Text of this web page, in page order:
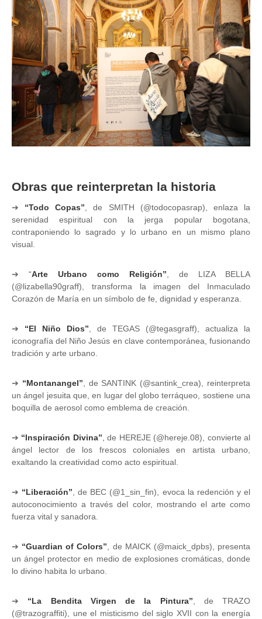
Obras que reinterpretan la historia
➔ “Todo Copas”, de SMITH (@todocopasrap), enlaza la
serenidad espiritual con la jerga popular bogotana,
contraponiendo lo sagrado y lo urbano en un mismo plano
visual.
➔ “Arte Urbano como Religión”, de LIZA BELLA
(@lizabella90graff), transforma la imagen del Inmaculado
Corazón de María en un símbolo de fe, dignidad y esperanza.
➔ “El Niño Dios”, de TEGAS (@tegasgraff), actualiza la
iconografía del Niño Jesús en clave contemporánea, fusionando
tradición y arte urbano.
➔ “Montanangel”, de SANTINK (@santink_crea), reinterpreta
un ángel jesuita que, en lugar del globo terráqueo, sostiene una
boquilla de aerosol como emblema de creación.
➔ “Inspiración Divina”, de HEREJE (@hereje.08), convierte al
ángel lector de los frescos coloniales en artista urbano,
exaltando la creatividad como acto espiritual.
➔ “Liberación”, de BEC (@1_sin_fin), evoca la redención y el
autoconocimiento a través del color, mostrando el arte como
fuerza vital y sanadora.
➔ “Guardian of Colors”, de MAICK (@maick_dpbs), presenta
un ángel protector en medio de explosiones cromáticas, donde
lo divino habita lo urbano.
➔ “La Bendita Virgen de la Pintura”, de TRAZO
(@trazograffiti), une el misticismo del siglo XVII con la energía